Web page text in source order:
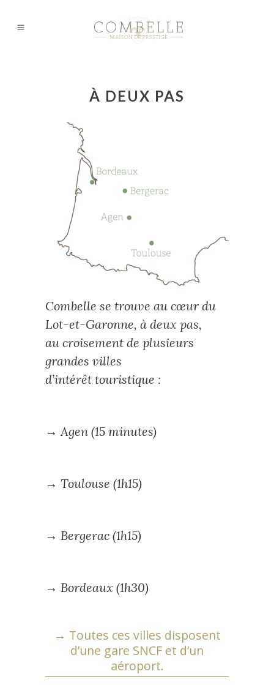
À DEUX PAS
Combelle se trouve au cœur du
Lot-et-Garonne, à deux pas,
au croisement de plusieurs
grandes villes
d’intérêt touristique :
→ Agen (15 minutes)
→ Toulouse (1h15)
→ Bergerac (1h15)
→ Bordeaux (1h30)
→ Toutes ces villes disposent
d’une gare SNCF et d’un
aéroport.